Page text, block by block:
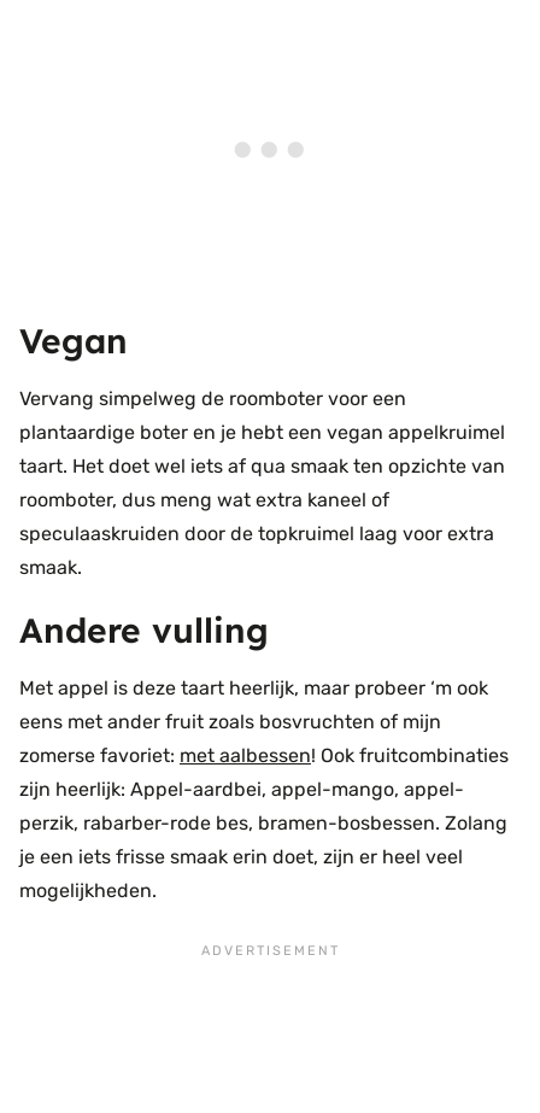
Vegan
Vervang simpelweg de roomboter voor een
plantaardige boter en je hebt een vegan appelkruimel
taart. Het doet wel iets af qua smaak ten opzichte van
roomboter, dus meng wat extra kaneel of
speculaaskruiden door de topkruimel laag voor extra
smaak.
Andere vulling
Met appel is deze taart heerlijk, maar probeer ‘m ook
eens met ander fruit zoals bosvruchten of mijn
zomerse favoriet: met aalbessen! Ook fruitcombinaties
zijn heerlijk: Appel-aardbei, appel-mango, appel-
perzik, rabarber-rode bes, bramen-bosbessen. Zolang
je een iets frisse smaak erin doet, zijn er heel veel
mogelijkheden.